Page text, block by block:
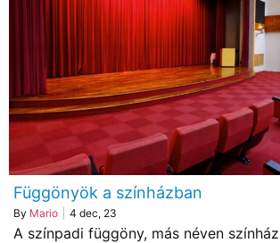
Függönyök a színházban
By Mario 4 dec, 23
A színpadi függöny, más néven